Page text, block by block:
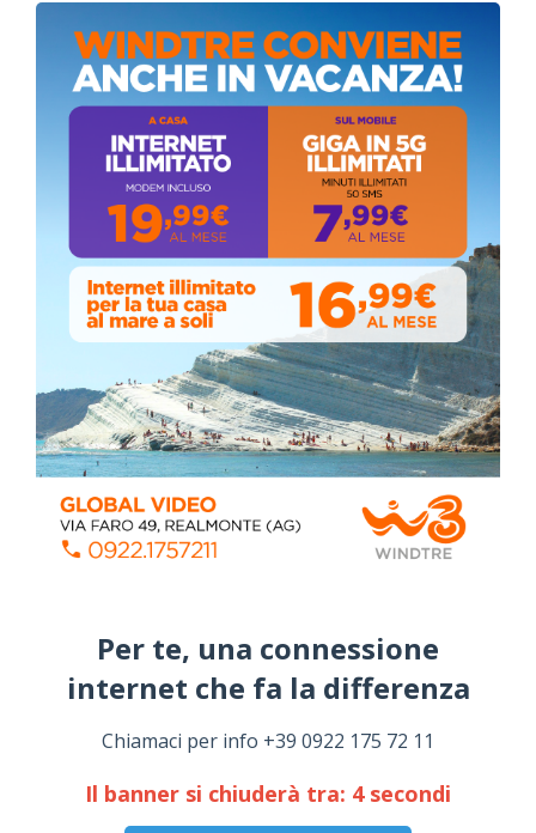
Per te, una connessione
internet che fa la differenza​
Chiamaci per info +39 0922 175 72 11
Il banner si chiuderà tra: 4secondi
ai cittadini
Domenica, Novembre 22, 2020
Circolo della stampa, terzo appuntamento
con il giornalista Giacinto Pipitone
Martedì, Agosto 04, 2026
Elezioni a Siculiana, in testa candidato
sindaco Zambito
Lunedì, Ottobre 05, 2020
📅 ESTATE MEDITERRANEA 2026 – COMUNE DI
SICULIANA
July 24, 2026
Siculiana, concerto del 1° Maggio 2026 in
Piazza Umberto I: arrivano I Cugini di
Campagna
April 14, 2026
I “TEPPISTI DEI SOGNI” IN CONCERTO A
NOTIZIE